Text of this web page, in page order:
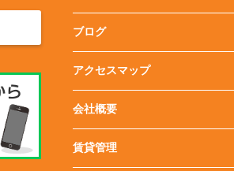
ブログ
アクセスマップ
会社概要
賃貸管理